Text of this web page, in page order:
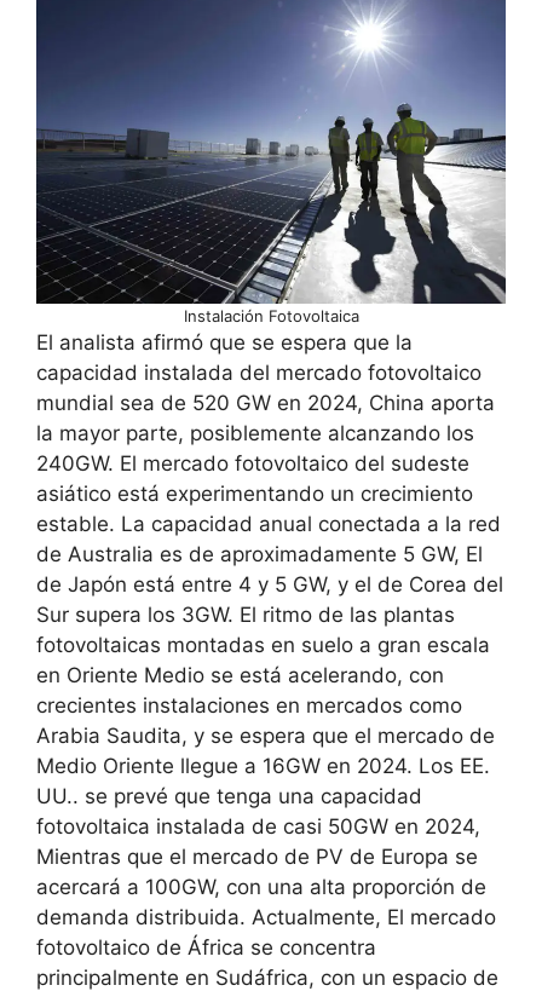
Instalación Fotovoltaica
El analista afirmó que se espera que la
capacidad instalada del mercado fotovoltaico
mundial sea de 520 GW en 2024, China aporta
la mayor parte, posiblemente alcanzando los
240GW. El mercado fotovoltaico del sudeste
asiático está experimentando un crecimiento
estable. La capacidad anual conectada a la red
de Australia es de aproximadamente 5 GW, El
de Japón está entre 4 y 5 GW, y el de Corea del
Sur supera los 3GW. El ritmo de las plantas
fotovoltaicas montadas en suelo a gran escala
en Oriente Medio se está acelerando, con
crecientes instalaciones en mercados como
Arabia Saudita, y se espera que el mercado de
Medio Oriente llegue a 16GW en 2024. Los EE.
UU.. se prevé que tenga una capacidad
fotovoltaica instalada de casi 50GW en 2024,
Mientras que el mercado de PV de Europa se
acercará a 100GW, con una alta proporción de
demanda distribuida. Actualmente, El mercado
fotovoltaico de África se concentra
principalmente en Sudáfrica, con un espacio de